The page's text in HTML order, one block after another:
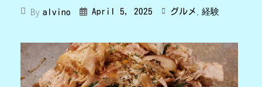
By alvino April 5, 2025 グルメ , 経験